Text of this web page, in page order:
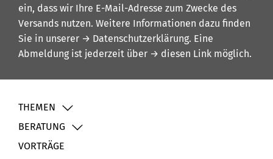
ein, dass wir Ihre E-Mail-Adresse zum Zwecke des
Versands nutzen. Weitere Informationen dazu finden
Sie in unserer → Datenschutzerklärung. Eine
Abmeldung ist jederzeit über → diesen Link möglich.
THEMEN
BERATUNG
VORTRÄGE